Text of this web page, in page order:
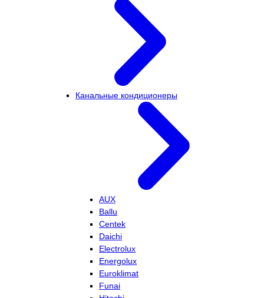
Канальные кондиционеры
AUX
Ballu
Centek
Daichi
Electrolux
Energolux
Euroklimat
Funai